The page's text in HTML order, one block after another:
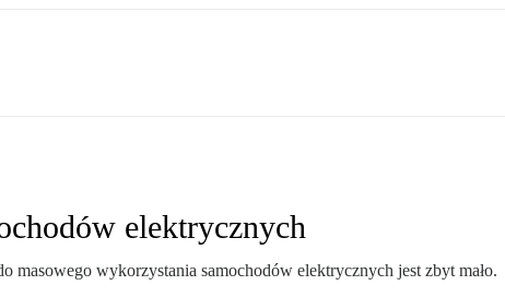
elektrycznych
wykorzystania samochodów elektrycznych jest zbyt mało.